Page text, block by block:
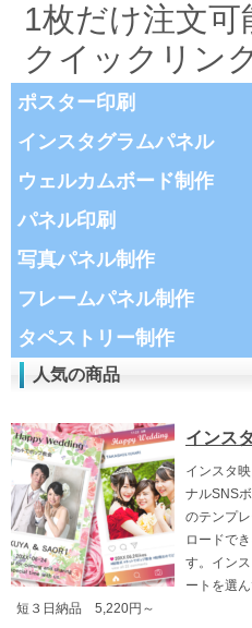
1枚だけ注文可
クイックリン
ポスター印刷
インスタグラムパネル
ウェルカムボード制作
パネル印刷
写真パネル制作
フレームパネル制作
タペストリー制作
人気の商品
インス
インスタ
ナルSNS
のテンプ
ロードで
す。イン
ートを選
短３日納品 5,220円～